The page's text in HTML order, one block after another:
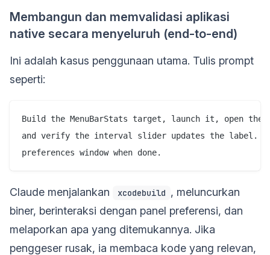
Membangun dan memvalidasi aplikasi
native secara menyeluruh (end-to-end)
Ini adalah kasus penggunaan utama. Tulis prompt
seperti:
Build the MenuBarStats target, launch it, open the
and verify the interval slider updates the label.
Claude menjalankan xcodebuild , meluncurkan
biner, berinteraksi dengan panel preferensi, dan
melaporkan apa yang ditemukannya. Jika
penggeser rusak, ia membaca kode yang relevan,